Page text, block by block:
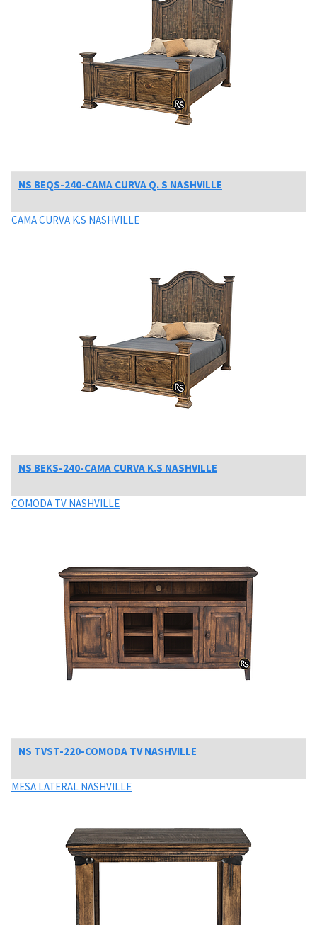
NS BEQS-240-CAMA CURVA Q. S NASHVILLE
CAMA CURVA K.S NASHVILLE
NS BEKS-240-CAMA CURVA K.S NASHVILLE
COMODA TV NASHVILLE
NS TVST-220-COMODA TV NASHVILLE
MESA LATERAL NASHVILLE